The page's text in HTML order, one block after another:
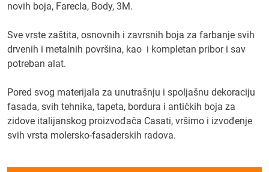
novih boja, Farecla, Body, 3M.
Sve vrste zaštita, osnovnih i zavrsnih boja za farbanje svih
drvenih i metalnih površina, kao i kompletan pribor i sav
potreban alat.
Pored svog materijala za unutrašnju i spoljašnu dekoraciju
fasada, svih tehnika, tapeta, bordura i antičkih boja za
zidove italijanskog proizvođača Casati, vršimo i izvođenje
svih vrsta molersko-fasaderskih radova.